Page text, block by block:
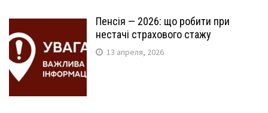
Пенсія — 2026: що робити при
нестачі страхового стажу
13 апреля, 2026